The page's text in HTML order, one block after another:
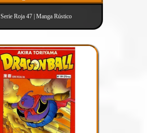
Serie Roja 47 | Manga Rústico